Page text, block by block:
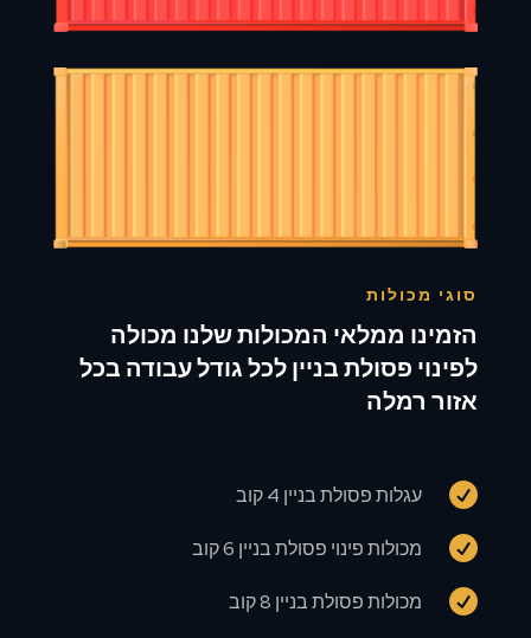
סוגי מכולות
הזמינו ממלאי המכולות שלנו מכולה
לפינוי פסולת בניין לכל גודל עבודה בכל
אזור רמלה
 עגלות פסולת בניין 4 קוב
 מכולות פינוי פסולת בניין 6 קוב
 מכולות פסולת בניין 8 קוב